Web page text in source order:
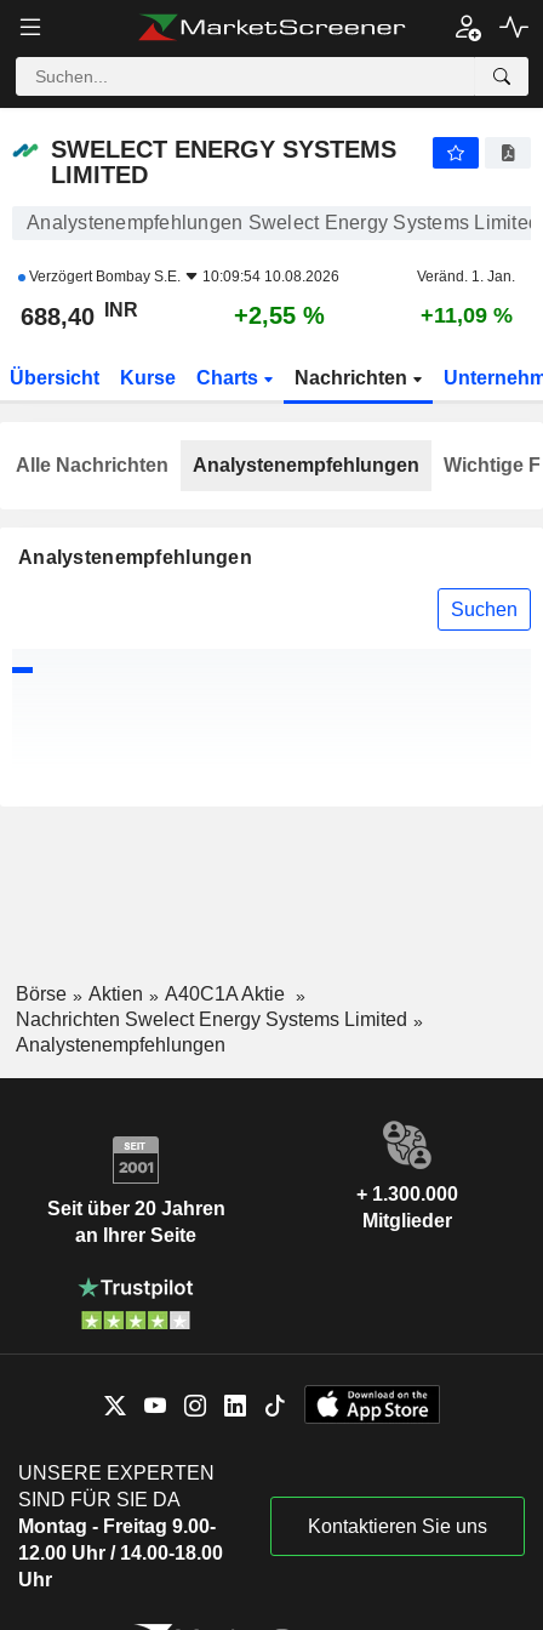
SWELECT ENERGY SYSTEMS
LIMITED
Analystenempfehlungen Swelect Energy Systems Limited
Verzögert Bombay S.E. 10:09:54 10.08.2026 Veränd. 1. Jan.
688,40 INR +2,55 % +11,09 %
Übersicht Kurse Charts Nachrichten
Analystenempfehlungen
Suchen
Alle Nachrichten Analystenempfehlungen Wichtige
Börse Aktien
A40C1A Aktie
Nachrichten Swelect Energy Systems Limited
Analystenempfehlungen
Seit über 20 Jahren
an Ihrer Seite
+ 1.300.000
Mitglieder
UNSERE EXPERTEN
SIND FÜR SIE DA
Montag - Freitag 9.00-
12.00 Uhr / 14.00-18.00
Uhr
Kontaktieren Sie uns